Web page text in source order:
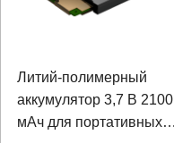
Литий-полимерный
аккумулятор 3,7 В 2100
мАч для портативных